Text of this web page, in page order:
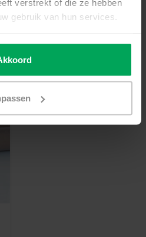
verstrekt of die ze hebben
gebruik van hun services.